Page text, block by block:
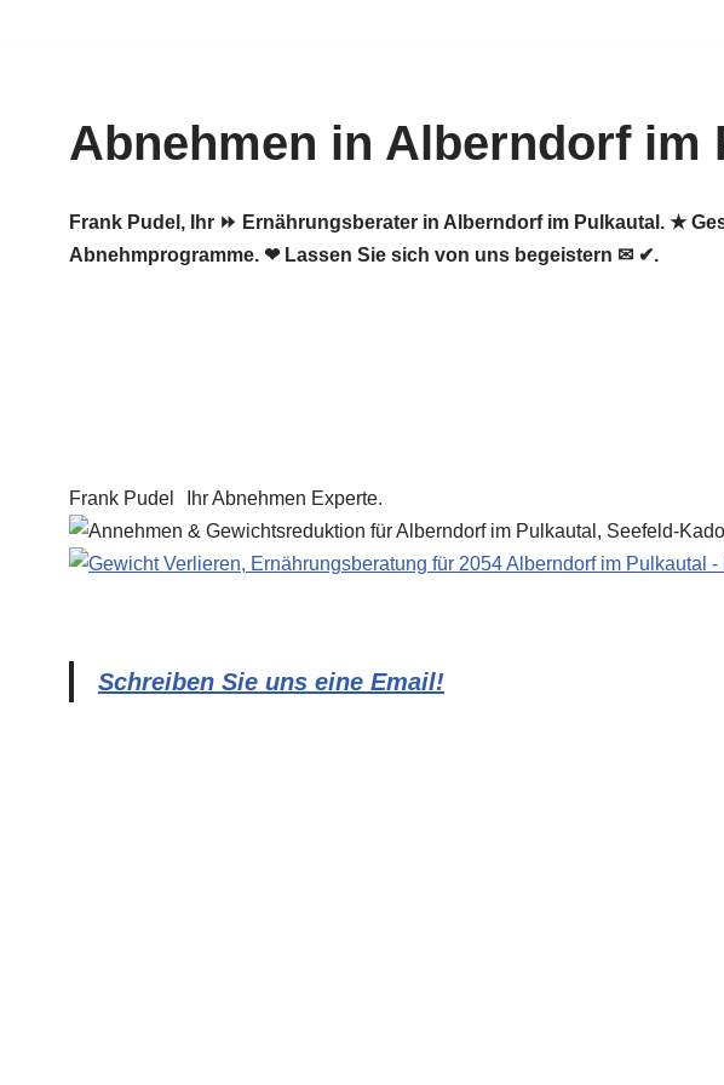
springenAbnehmen in Alberndorf im
Frank Pudel, Ihr ⏩ Ernährungsberater in Alberndorf im Pulkautal. ★
Abnehmprogramme. ❤ Lassen Sie sich von uns begeistern ✉ ✔.
Frank Pudel Ihr Abnehmen Experte.
Schreiben Sie uns eine Email!